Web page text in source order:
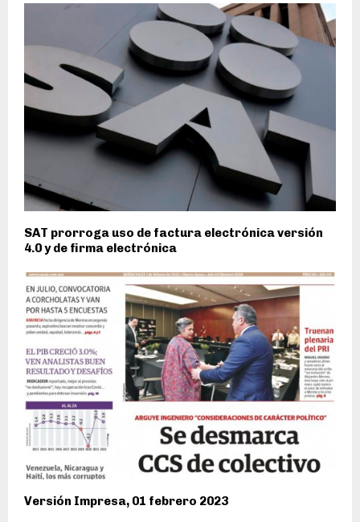
SAT prorroga uso de factura electrónica versión
4.0 y de firma electrónica
Versión Impresa, 01 febrero 2023